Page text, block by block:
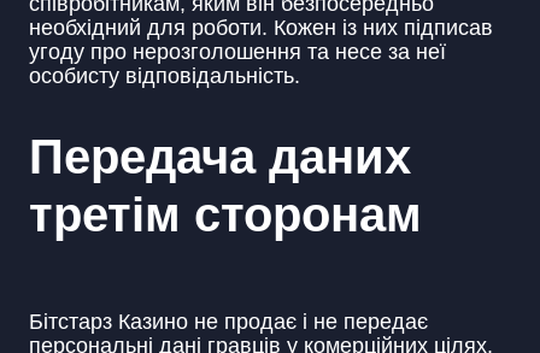
необхідний для роботи. Кожен із них підписав
угоду про нерозголошення та несе за неї
особисту відповідальність.
Передача даних
третім сторонам
Бітстарз Казино не продає і не передає
персональні дані гравців у комерційних цілях.